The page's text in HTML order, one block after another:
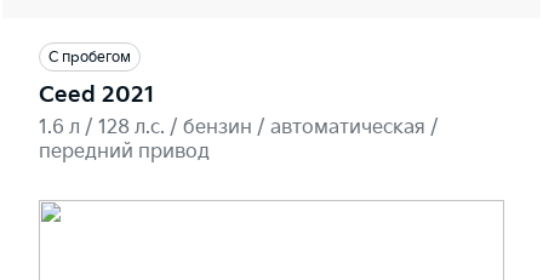
С пробегом
Ceed 2021
1.6 л / 128 л.c. / бензин / автоматическая /
передний привод